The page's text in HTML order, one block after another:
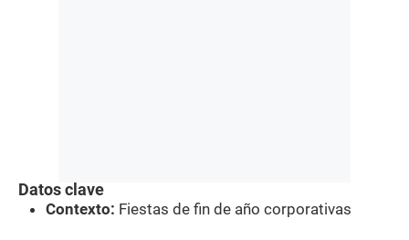
Datos clave
Contexto: Fiestas de fin de año corporativas